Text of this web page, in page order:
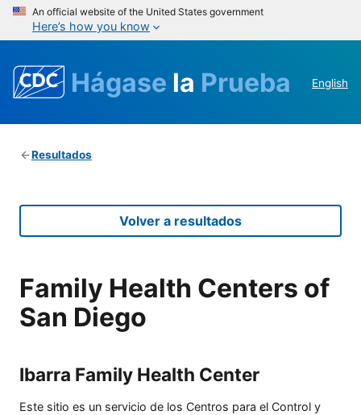
An official website of the United States government
Here’s how you know
Hágase la Prueba English
Resultados
Volver a resultados
Family Health Centers of
San Diego
Ibarra Family Health Center
Este sitio es un servicio de los Centros para el Control y